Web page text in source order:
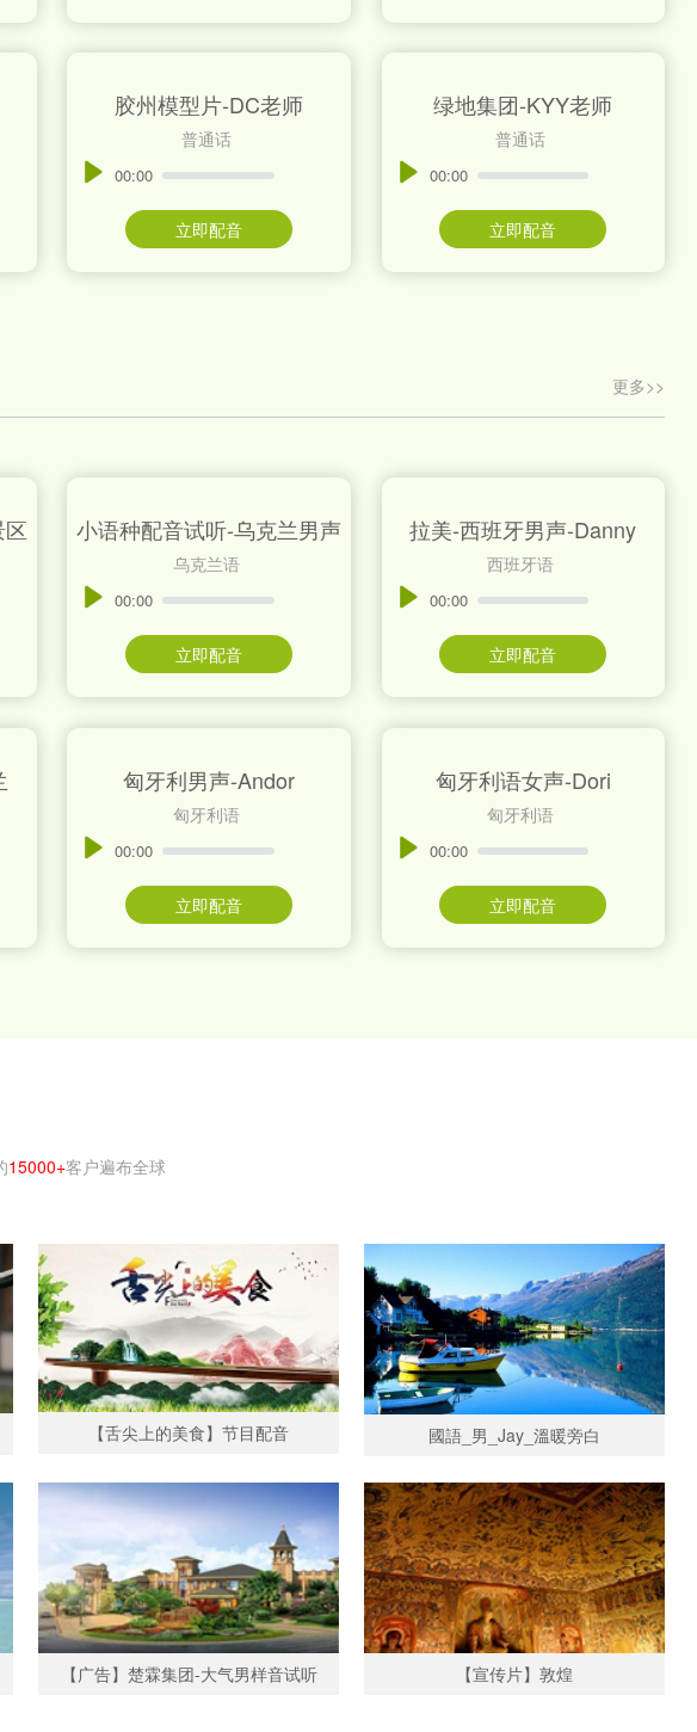
胶州模型片-DC老师
普通话
00:00
立即配音
绿地集团-KYY老师
普通话
00:00
立即配音
更多>>
小语种配音试听-乌克兰男声
乌克兰语
00:00
立即配音
拉美-西班牙男声-Danny
西班牙语
00:00
立即配音
匈牙利男声-Andor
匈牙利语
00:00
立即配音
匈牙利语女声-Dori
匈牙利语
00:00
立即配音
15000+客户遍布全球
【舌尖上的美食】节目配音 國語_男_Jay_溫暖旁白
【广告】楚霖集团-大气男样音试听 【宣传片】敦煌